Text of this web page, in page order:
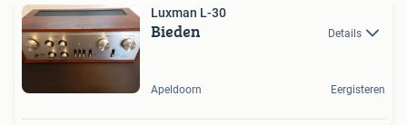
Luxman L-30
Bieden Details
Apeldoorn Eergisteren